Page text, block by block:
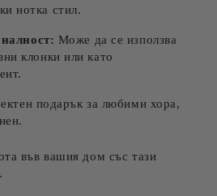
нотка стил.
Може да се използва
клонки или като
подарък за любими хора,
във вашия дом със тази